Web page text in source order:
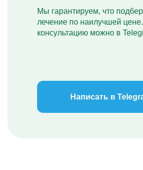
Мы гарантируем, что
лечение по наилучшей
консультацию можно в
Написать в